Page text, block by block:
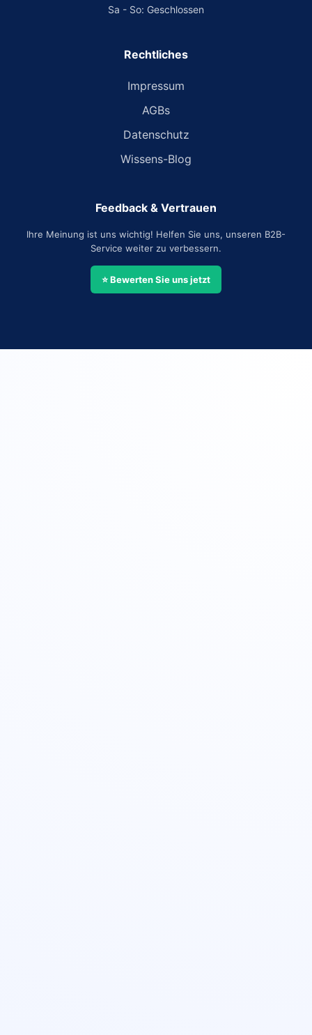
Sa - So: Geschlossen
Rechtliches
Impressum
AGBs
Datenschutz
Wissens-Blog
Feedback & Vertrauen
Ihre Meinung ist uns wichtig! Helfen Sie uns, unseren B2B-
Service weiter zu verbessern.
⭐ Bewerten Sie uns jetzt